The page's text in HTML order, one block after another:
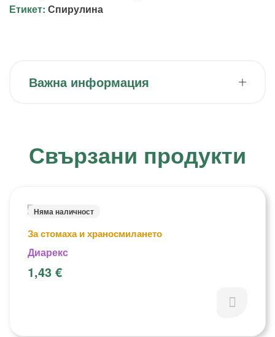
Етикет: Спирулина
Важна информация
Свързани продукти
Няма наличност
За стомаха и храносмилането
Диарекс
1,43 €